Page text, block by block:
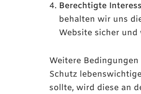
Berechtigte
behalten wir uns
Website sicher
Weitere
Schutz
sollte, wird diese an